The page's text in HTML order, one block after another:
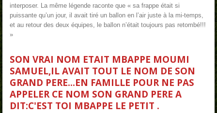
interposer. La même légende raconte que « sa frappe était si
puissante qu’un jour, il avait tiré un ballon en l’air juste à la mi-temps,
et au retour des deux équipes, le ballon n’était toujours pas retombé!!!
»
SON VRAI NOM ETAIT MBAPPE MOUMI
SAMUEL,IL AVAIT TOUT LE NOM DE SON
GRAND PERE...EN FAMILLE POUR NE PAS
APPELER CE NOM SON GRAND PERE A
DIT:C'EST TOI MBAPPE LE PETIT .